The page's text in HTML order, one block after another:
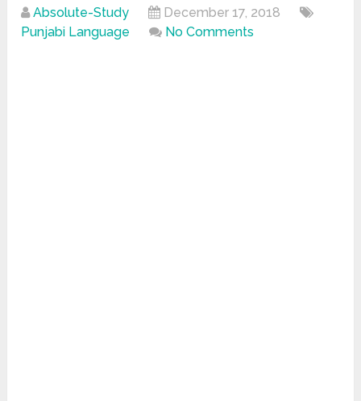
Absolute-Study
December 17, 2018
Punjabi Language
No Comments